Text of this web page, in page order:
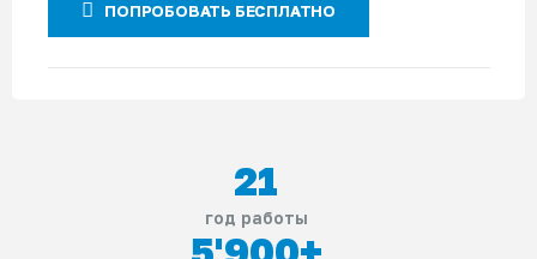
ПОПРОБОВАТЬ БЕСПЛАТНО
21
год работы